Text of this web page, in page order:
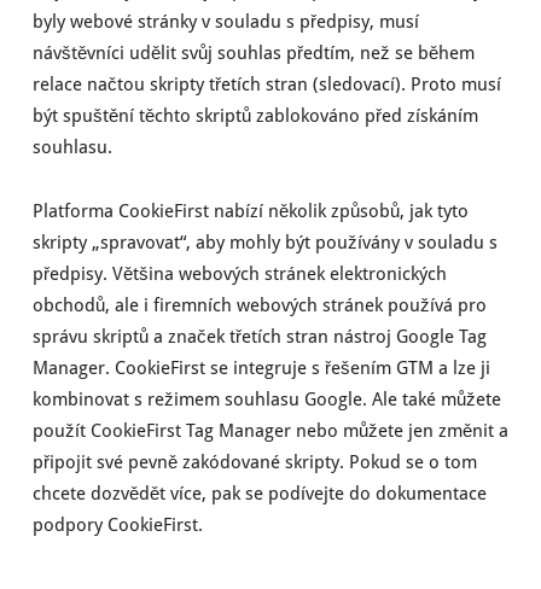
byly webové stránky v souladu s předpisy, musí
návštěvníci udělit svůj souhlas předtím, než se během
relace načtou skripty třetích stran (sledovací). Proto musí
být spuštění těchto skriptů zablokováno před získáním
souhlasu.
Platforma CookieFirst nabízí několik způsobů, jak tyto
skripty „spravovat“, aby mohly být používány v souladu s
předpisy. Většina webových stránek elektronických
obchodů, ale i firemních webových stránek používá pro
správu skriptů a značek třetích stran nástroj Google Tag
Manager. CookieFirst se integruje s řešením GTM a lze ji
kombinovat s režimem souhlasu Google. Ale také můžete
použít CookieFirst Tag Manager nebo můžete jen změnit a
připojit své pevně zakódované skripty. Pokud se o tom
chcete dozvědět více, pak se podívejte do dokumentace
podpory CookieFirst.